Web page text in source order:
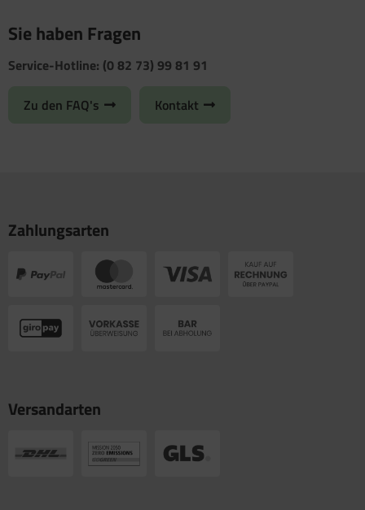
Sie haben Fragen
Service-Hotline: (0 82 73) 99 81 91
Zu den FAQ's Kontakt
Zahlungsarten
Versandarten